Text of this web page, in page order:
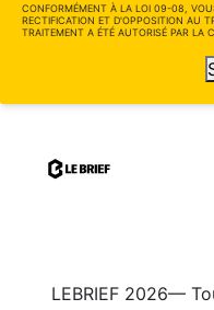
CONFORMÉMENT À LA LOI 09-08,
RECTIFICATION ET D'OPPOSITION AU
TRAITEMENT A ÉTÉ AUTORISÉ PAR LA
LEBRIEF 2026—